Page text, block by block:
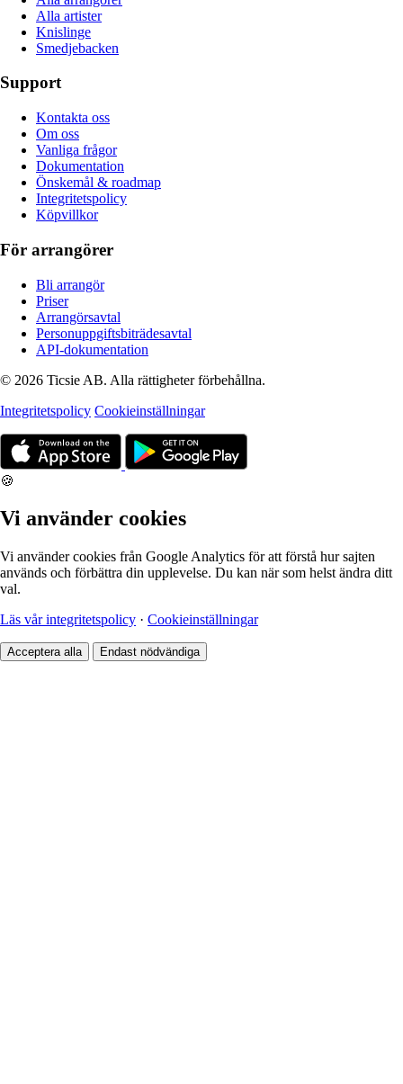
Alla artister
Knislinge
Smedjebacken
Support
Kontakta oss
Om oss
Vanliga frågor
Dokumentation
Önskemål & roadmap
Integritetspolicy
Köpvillkor
För arrangörer
Bli arrangör
Priser
Arrangörsavtal
Personuppgiftsbiträdesavtal
API-dokumentation
© 2026 Ticsie AB. Alla rättigheter förbehållna.
Integritetspolicy Cookieinställningar
🍪
Vi använder cookies
Vi använder cookies från Google Analytics för att förstå hur sajten
används och förbättra din upplevelse. Du kan när som helst ändra ditt
val.
Läs vår integritetspolicy · Cookieinställningar
Acceptera alla Endast nödvändiga